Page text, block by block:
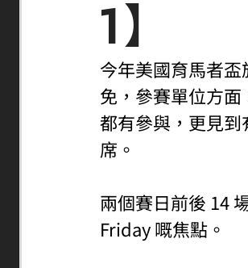
1】
今年美國育馬者
免，參賽單位方
都有參與，更見
席。
兩個賽日前後 14
Friday 嘅焦點。